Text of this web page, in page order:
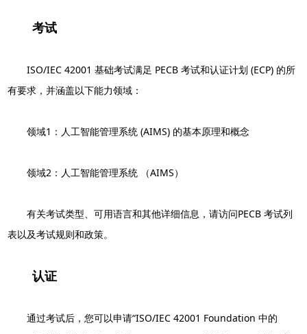
考试
ISO/IEC 42001 基础考试满足 PECB 考试和认证计划 (ECP) 的所
有要求，并涵盖以下能力领域：
领域1：人工智能管理系统 (AIMS) 的基本原理和概念
领域2：人工智能管理系统 （AIMS）
有关考试类型、可用语言和其他详细信息，请访问PECB 考试列
表以及考试规则和政策。
认证
通过考试后，您可以申请“ISO/IEC 42001 Foundation 中的